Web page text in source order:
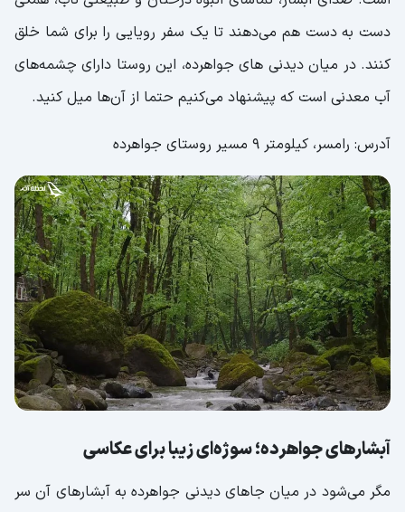
دست به دست هم می‌دهند تا یک سفر رویایی را برای شما خلق
کنند. در میان دیدنی‌ های جواهرده، این روستا دارای چشمه‌های
آب معدنی است که پیشنهاد می‌کنیم حتما از آن‌ها میل کنید.
آدرس: رامسر، کیلومتر 9 مسیر روستای جواهرده
آبشارهای جواهرده؛ سوژه‌ای زیبا برای عکاسی
مگر می‌شود در میان جاهای دیدنی جواهرده به آبشارهای آن سر